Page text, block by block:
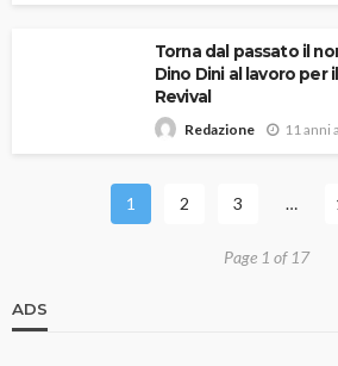
Torna dal passato il
Dino Dini al lavoro per
Revival
Redazione 11 anni
1 2 3 …
Page 1 of 17
ADS